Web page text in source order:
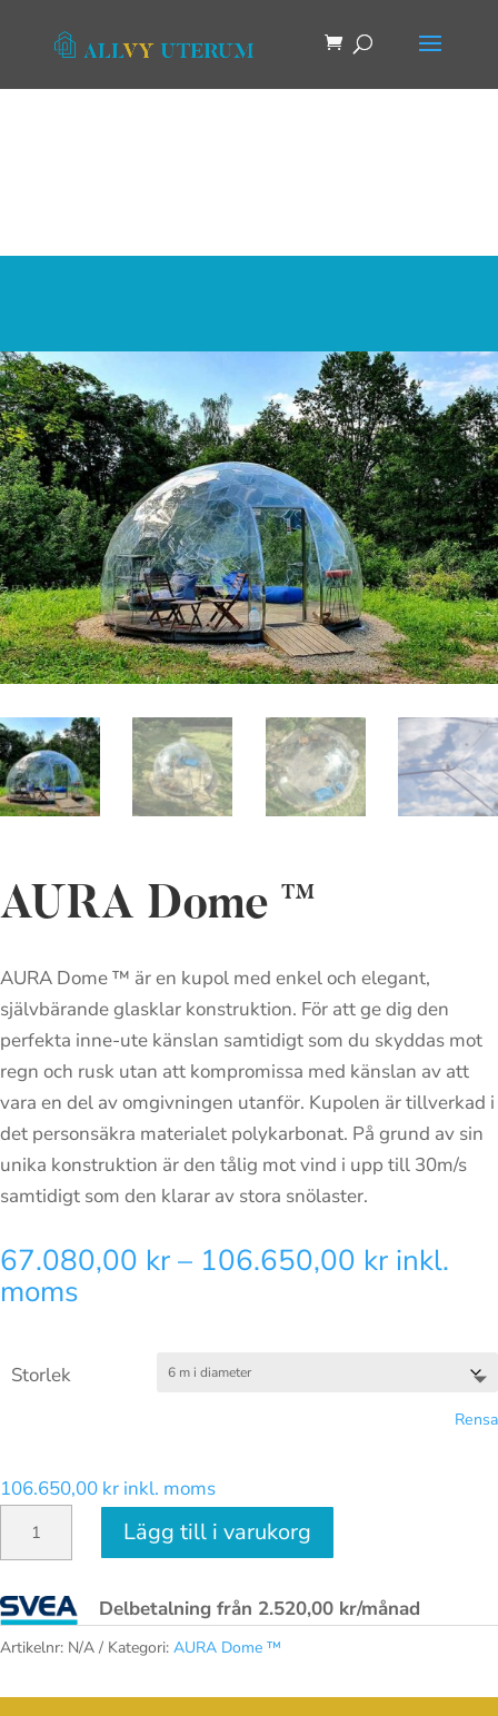
AURA Dome ™
AURA Dome ™ är en kupol med enkel och elegant,
självbärande glasklar konstruktion. För att ge dig den
perfekta inne-ute känslan samtidigt som du skyddas mot
regn och rusk utan att kompromissa med känslan av att
vara en del av omgivningen utanför. Kupolen är tillverkad i
det personsäkra materialet polykarbonat. På grund av sin
unika konstruktion är den tålig mot vind i upp till 30m/s
samtidigt som den klarar av stora snölaster.
67.080,00 kr – 106.650,00 kr inkl.
moms
Storlek
Rensa
106.650,00 kr inkl. moms
mängd
Lägg till i varukorg
Delbetalning från 2.520,00 kr/månad
Artikelnr: N/A Kategori: AURA Dome ™